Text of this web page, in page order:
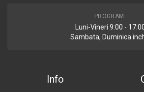
PROGRAM:
Luni-Vineri 9:00 -
Sambata, Duminica
Info